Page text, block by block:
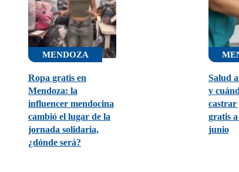
MENDOZA
Ropa gratis en
Mendoza: la
influencer mendocina
cambió el lugar de la
jornada solidaria,
¿dónde será?
Salud
y
castrar
gratis
junio